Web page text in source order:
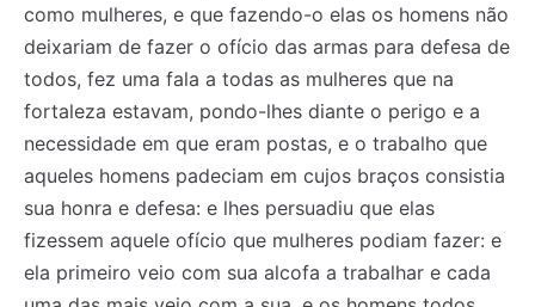
como mulheres, e que fazendo-o elas os homens não
deixariam de fazer o ofício das armas para defesa de
todos, fez uma fala a todas as mulheres que na
fortaleza estavam, pondo-lhes diante o perigo e a
necessidade em que eram postas, e o trabalho que
aqueles homens padeciam em cujos braços consistia
sua honra e defesa: e lhes persuadiu que elas
fizessem aquele ofício que mulheres podiam fazer: e
ela primeiro veio com sua alcofa a trabalhar e cada